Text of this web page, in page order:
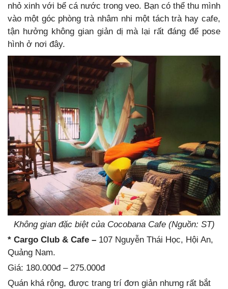
nhỏ xinh với bể cá nước trong veo. Bạn có thể thu mình
vào một góc phòng trà nhâm nhi một tách trà hay cafe,
tận hưởng không gian giản dị mà lại rất đáng để pose
hình ở nơi đây.
Không gian đặc biệt của Cocobana Cafe (Nguồn: ST)
* Cargo Club & Cafe – 107 Nguyễn Thái Học, Hội An,
Quảng Nam.
Giá: 180.000đ – 275.000đ
Quán khá rộng, được trang trí đơn giản nhưng rất bắt